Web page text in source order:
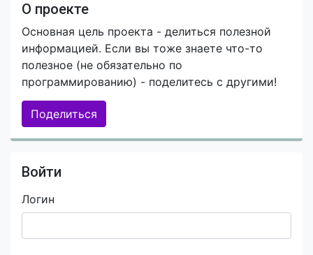
О проекте
Основная цель проекта - делиться полезной
информацией. Если вы тоже знаете что-то
полезное (не обязательно по
программированию) - поделитесь с другими!
Поделиться
Войти
Логин